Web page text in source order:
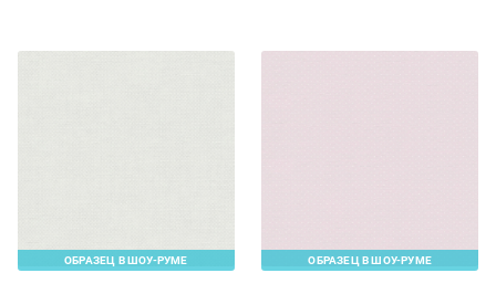
ОБРАЗЕЦ В ШОУ-РУМЕ ОБРАЗЕЦ В ШОУ-РУМЕ